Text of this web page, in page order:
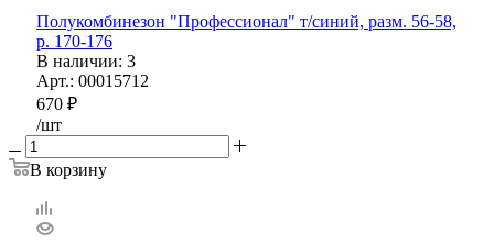
Полукомбинезон "Профессионал" т/синий, разм. 56-58,
р. 170-176
В наличии: 3
Арт.: 00015712
670 ₽
/шт
В корзину